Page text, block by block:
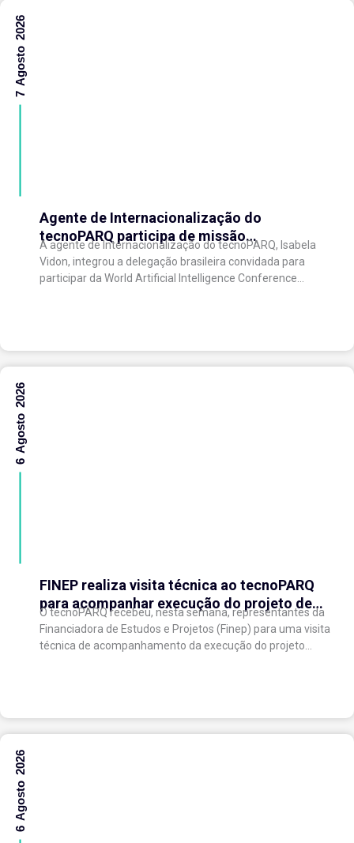
Agente de Internacionalização do
tecnoPARQ participa de missão
internacional na China e fortalece conexões
com o ecossistema de inovação
A agente de Internacionalização do tecnoPARQ, Isabela
Vidon, integrou a delegação brasileira convidada para
participar da World Artificial Intelligence Conference
7 Agosto 2026
FINEP realiza visita técnica ao tecnoPARQ
para acompanhar execução do projeto de
expansão do Parque Tecnológico
O tecnoPARQ recebeu, nesta semana, representantes da
Financiadora de Estudos e Projetos (Finep) para uma visita
técnica de acompanhamento da execução do projeto
6 Agosto 2026
6 Agosto 2026